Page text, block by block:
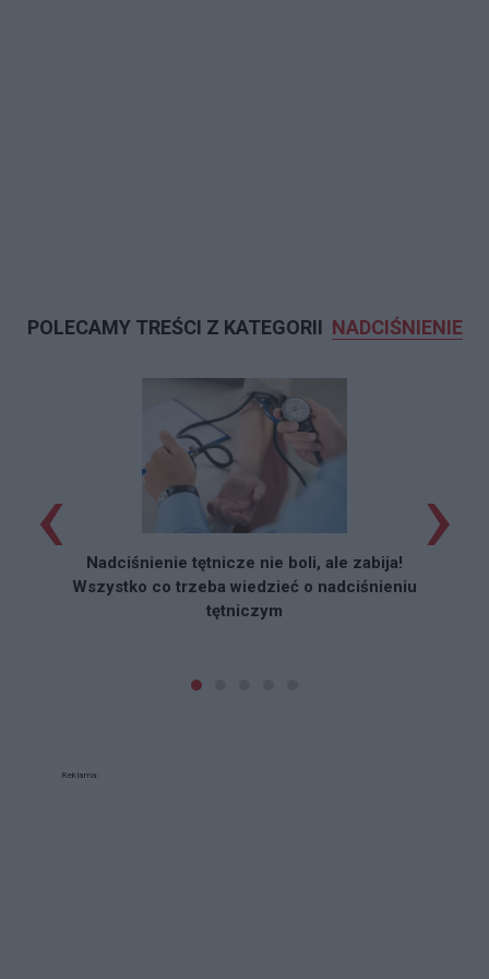
POLECAMY TREŚCI Z KATEGORII NADCIŚNIENIE
Nadciśnienie tętnicze nie boli, ale zabija!
Wszystko co trzeba wiedzieć o nadciśnieniu
tętniczym
‹ ›
Reklama: